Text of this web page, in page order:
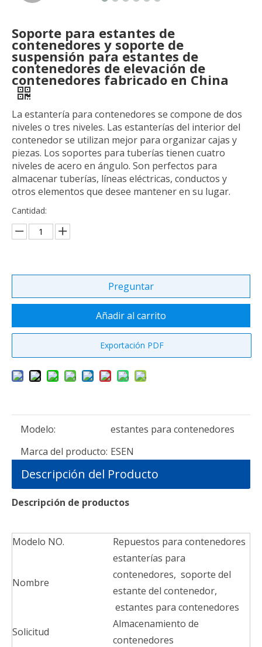
Soporte para estantes de
contenedores y soporte de
suspensión para estantes de
contenedores de elevación de
contenedores fabricado en China
La estantería para contenedores se compone de dos
niveles o tres niveles. Las estanterías del interior del
contenedor se utilizan mejor para organizar cajas y
piezas. Los soportes para tuberías tienen cuatro
niveles de acero en ángulo. Son perfectos para
almacenar tuberías, líneas eléctricas, conductos y
otros elementos que desee mantener en su lugar.
Cantidad:
Preguntar
Añadir al carrito
Exportación PDF
Modelo:
estantes para contenedores
Marca del producto: ESEN
Descripción del Producto
Descripción de productos
Modelo NO. Repuestos para contenedores
Nombre
estanterías para
contenedores, soporte del
estante del contenedor,
estantes para contenedores
Solicitud
Almacenamiento de
contenedores